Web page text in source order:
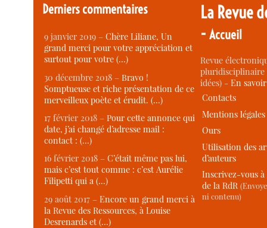
Derniers commentaires
9 janvier 2019 –Chère Liliane, Un
grand merci pour votre appréciation et
surtout pour votre (…)
30 décembre 2018 –Bravo !
Somptueuse et riche présentation de ce
merveilleux poète et érudit. (…)
17 février 2018 –Pour cette annonce qui
date, j’ai changé d’adresse mail :
contact : (…)
16 février 2018 –C’était même pas lui,
mais c’est tout comme : c’est Aurélie
Filipetti qui a (…)
29 août 2017 –Encore un grand merci à
la Revue des Ressources, à Louise
Desrenards et (…)
La Revue
-Accueil
Revue
idées) -En
Contacts
Mentions légales
Ours
Utilisation des
d’auteurs
Inscrivez-vous
de la RdR
ni contenu)